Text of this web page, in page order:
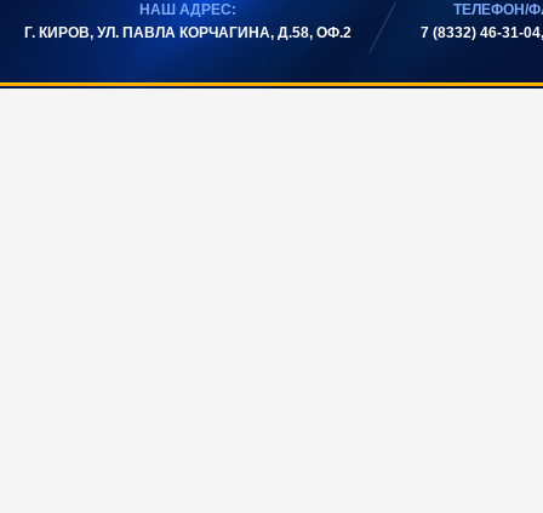
НАШ АДРЕС:
Г. КИРОВ, УЛ. ПАВЛА КОРЧАГИНА, Д.58, ОФ.2
ТЕЛЕФОН/
7 (8332) 46-31-